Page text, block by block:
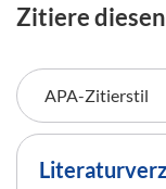
Zitiere